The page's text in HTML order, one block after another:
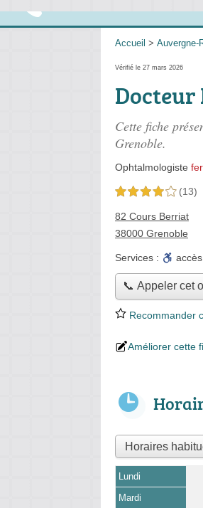
Accueil > Auvergne-
Vérifié le 27 mars 2026
Docteur
Cette fiche
Grenoble.
Ophtalmologiste
4,0 étoiles sur 5 (13)
82 Cours Berriat
38000 Grenoble
Services : accès
📞 Appeler cet
Recommander
Améliorer cette
Lundi
Mardi